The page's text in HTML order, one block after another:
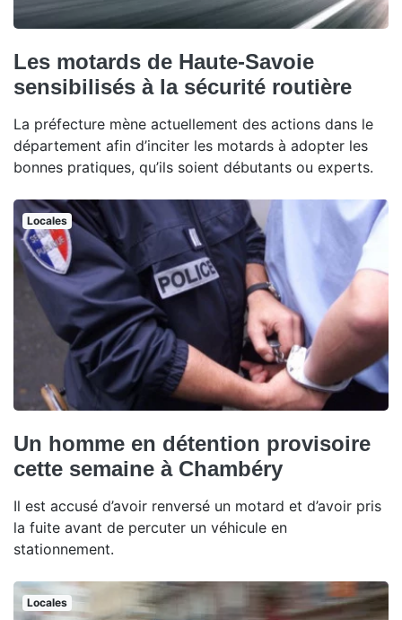
Les motards de Haute-Savoie
sensibilisés à la sécurité routière
La préfecture mène actuellement des actions dans le
département afin d’inciter les motards à adopter les
bonnes pratiques, qu’ils soient débutants ou experts.
Locales
Un homme en détention provisoire
cette semaine à Chambéry
Il est accusé d’avoir renversé un motard et d’avoir pris
la fuite avant de percuter un véhicule en
stationnement.
Locales